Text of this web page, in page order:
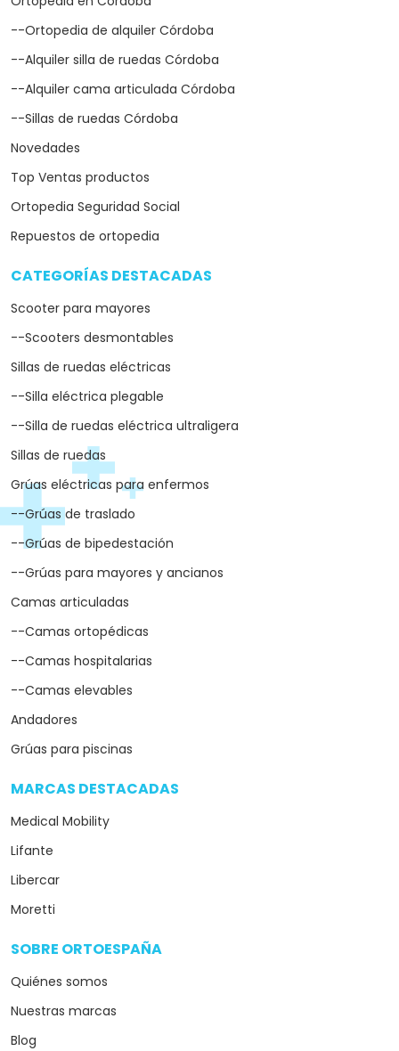
--Ortopedia de alquiler Córdoba
--Alquiler silla de ruedas Córdoba
--Alquiler cama articulada Córdoba
--Sillas de ruedas Córdoba
Novedades
Top Ventas productos
Ortopedia Seguridad Social
Repuestos de ortopedia
CATEGORÍAS DESTACADAS
Scooter para mayores
--Scooters desmontables
Sillas de ruedas eléctricas
--Silla eléctrica plegable
--Silla de ruedas eléctrica ultraligera
Sillas de ruedas
Grúas eléctricas para enfermos
--Grúas de traslado
--Grúas de bipedestación
--Grúas para mayores y ancianos
Camas articuladas
--Camas ortopédicas
--Camas hospitalarias
--Camas elevables
Andadores
Grúas para piscinas
MARCAS DESTACADAS
Medical Mobility
Lifante
Libercar
Moretti
SOBRE ORTOESPAÑA
Quiénes somos
Nuestras marcas
Blog